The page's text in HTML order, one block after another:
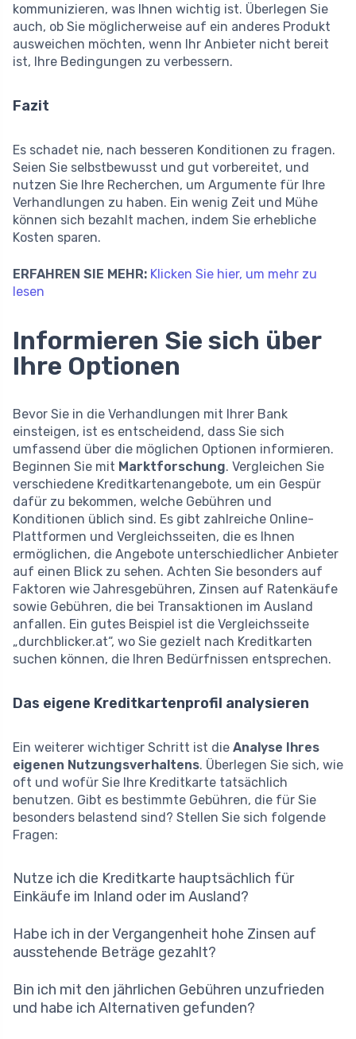
kommunizieren, was Ihnen wichtig ist. Überlegen Sie
auch, ob Sie möglicherweise auf ein anderes Produkt
ausweichen möchten, wenn Ihr Anbieter nicht bereit
ist, Ihre Bedingungen zu verbessern.
Fazit
Es schadet nie, nach besseren Konditionen zu fragen.
Seien Sie selbstbewusst und gut vorbereitet, und
nutzen Sie Ihre Recherchen, um Argumente für Ihre
Verhandlungen zu haben. Ein wenig Zeit und Mühe
können sich bezahlt machen, indem Sie erhebliche
Kosten sparen.
ERFAHREN SIE MEHR: Klicken Sie hier, um mehr zu
lesen
Informieren Sie sich über
Ihre Optionen
Bevor Sie in die Verhandlungen mit Ihrer Bank
einsteigen, ist es entscheidend, dass Sie sich
umfassend über die möglichen Optionen informieren.
Beginnen Sie mit Marktforschung. Vergleichen Sie
verschiedene Kreditkartenangebote, um ein Gespür
dafür zu bekommen, welche Gebühren und
Konditionen üblich sind. Es gibt zahlreiche Online-
Plattformen und Vergleichsseiten, die es Ihnen
ermöglichen, die Angebote unterschiedlicher Anbieter
auf einen Blick zu sehen. Achten Sie besonders auf
Faktoren wie Jahresgebühren, Zinsen auf Ratenkäufe
sowie Gebühren, die bei Transaktionen im Ausland
anfallen. Ein gutes Beispiel ist die Vergleichsseite
„durchblicker.at“, wo Sie gezielt nach Kreditkarten
suchen können, die Ihren Bedürfnissen entsprechen.
Das eigene Kreditkartenprofil analysieren
Ein weiterer wichtiger Schritt ist die Analyse Ihres
eigenen Nutzungsverhaltens. Überlegen Sie sich, wie
oft und wofür Sie Ihre Kreditkarte tatsächlich
benutzen. Gibt es bestimmte Gebühren, die für Sie
besonders belastend sind? Stellen Sie sich folgende
Fragen:
Nutze ich die Kreditkarte hauptsächlich für
Einkäufe im Inland oder im Ausland?
Habe ich in der Vergangenheit hohe Zinsen auf
ausstehende Beträge gezahlt?
Bin ich mit den jährlichen Gebühren unzufrieden
und habe ich Alternativen gefunden?